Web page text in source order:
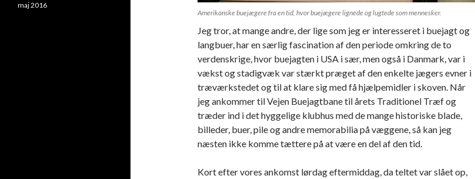
Amerikanske buejægere fra en tid, hvor buejægere lignede og lugtede som mennesker.
Jeg tror, at mange andre, der lige som jeg er interesseret i buejagt og
langbuer, har en særlig fascination af den periode omkring de to
verdenskrige, hvor buejagten i USA i sær, men også i Danmark, var i
vækst og stadigvæk var stærkt præget af den enkelte jægers evner i
træværkstedet og til at klare sig med få hjælpemidler i skoven. Når
jeg ankommer til Vejen Buejagtbane til årets Traditionel Træf og
træder ind i det hyggelige klubhus med de mange historiske blade,
billeder, buer, pile og andre memorabilia på væggene, så kan jeg
næsten ikke komme tættere på at være en del af den tid.
Kort efter vores ankomst lørdag eftermiddag, da teltet var slået op,
maj 2016